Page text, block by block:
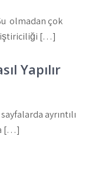
olmadan çok
[…]
Yapılır
ayrıntılı
[…]